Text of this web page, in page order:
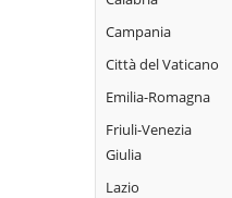
Charvensod
Châtillon
Cogne
Courmayeur
Donnas
Campania
Città del Vaticano
Emilia-Romagna
Friuli-Venezia
Giulia
Lazio